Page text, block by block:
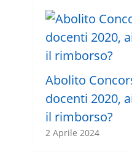
Abolito
docenti 2020,
il rimborso?
2 Aprile 2024